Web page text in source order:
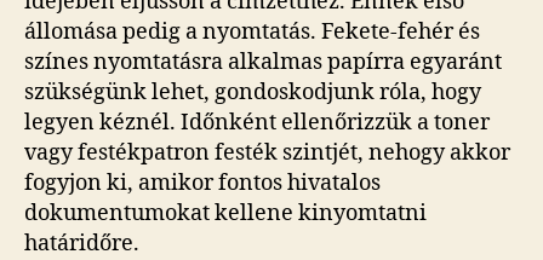
állomása pedig a nyomtatás. Fekete-fehér és
színes nyomtatásra alkalmas papírra egyaránt
szükségünk lehet, gondoskodjunk róla, hogy
legyen kéznél. Időnként ellenőrizzük a toner
vagy festékpatron festék szintjét, nehogy akkor
fogyjon ki, amikor fontos hivatalos
dokumentumokat kellene kinyomtatni
határidőre.